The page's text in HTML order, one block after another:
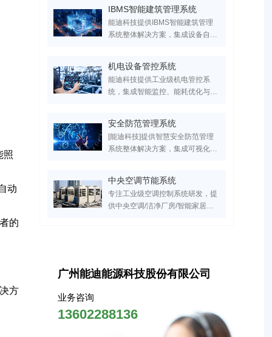
照
动
的
方
IBMS智能建筑管理系统
能迪科技提供IBMS智能建筑管理
系统整体解决方案，集成设备自动
30%+。服务超万家医疗、工业、
实验室、园区领域客户，国家高新
技术企业，支持IBMS平台定制开
案！
机电设备管控系统
能迪科技提供工业级机电管控系
统，集成智能监控、能耗优化与远
园区领域客户，设备故障率降低
60%，点击获取行业解决方案与成
功案例！
安全防范管理系统
[能迪科技]提供智慧安全防范管理
系统整体解决方案，集成可视化电
区/小区等20+场景。服务超万家医
疗、工业、实验室、园区领域客
户，实现安全隐患响应效率提升
中央空调节能系统
专注工业级空调控制系统研发，提
供中央空调/洁净厂房/智能家居的
管理与数字化能效建设。
广州能迪能源科技股份有限公司
业务咨询
13602288136